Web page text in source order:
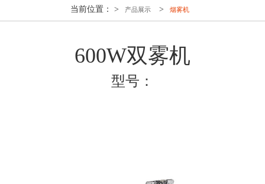
当前位置： > 产品展示 > 烟雾机
600W双雾机
型号：